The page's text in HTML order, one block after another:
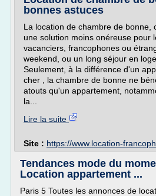
bonnes astuces
La location de chambre de bonne,
une solution moins onéreuse pour
vacanciers, francophones ou
weekend, ou un long séjour en
Seulement, à la différence d'un
cher , la chambre de bonne ne
atouts qu'un appartement,
la...
Lire la suite
Site : https://www.location-
Tendances mode du
Location appartement ...
Paris 5 Toutes les annonces de